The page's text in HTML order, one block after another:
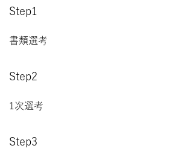
Step1
書類選考
Step2
1次選考
Step3